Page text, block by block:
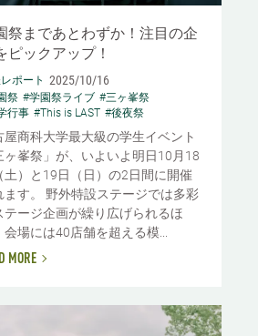
祭まであとわずか！注目の企
ピックアップ！
ポート 2025/10/16
祭 #学園祭ライブ #三ヶ峯祭
行事 #This is LAST #後夜祭
屋商科大学最大級の学生イベント
ヶ峯祭」が、いよいよ明日10月18
土）と19日（日）の2日間に開催
ます。 野外特設ステージでは多彩
テージ企画が繰り広げられるほ
会場には40店舗を超える模...
MORE